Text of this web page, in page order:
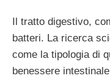
Il tratto digestivo,
batteri. La ricerca
come la tipologia di
benessere